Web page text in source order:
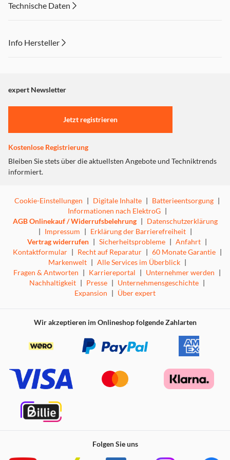
Technische Daten
Info Hersteller
"Marketing".
Einstellungen anpassen
expert Newsletter
Jetzt registrieren
Kostenlose Registrierung
Bleiben Sie stets über die aktuellsten Angebote und Techniktrends
informiert.
Cookie-Einstellungen | Digitale Inhalte | Batterieentsorgung |
Informationen nach ElektroG |
AGB Onlinekauf / Widerrufsbelehrung | Datenschutzerklärung
| Impressum | Erklärung der Barrierefreiheit |
Vertrag widerrufen | Sicherheitsprobleme | Anfahrt |
Kontaktformular | Recht auf Reparatur | 60 Monate Garantie |
Markenwelt | Alle Services im Überblick |
Fragen & Antworten | Karriereportal | Unternehmer werden |
Nachhaltigkeit | Presse | Unternehmensgeschichte |
Expansion | Über expert
Wir akzeptieren im Onlineshop folgende Zahlarten
Folgen Sie uns